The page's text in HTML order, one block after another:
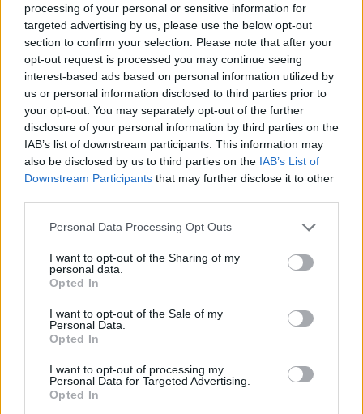
processing of your personal or sensitive information for
targeted advertising by us, please use the below opt-out
section to confirm your selection. Please note that after your
opt-out request is processed you may continue seeing
interest-based ads based on personal information utilized by
us or personal information disclosed to third parties prior to
your opt-out. You may separately opt-out of the further
disclosure of your personal information by third parties on the
IAB’s list of downstream participants. This information may
also be disclosed by us to third parties on the IAB’s List of
Downstream Participants that may further disclose it to other
Please note that this website/app uses one or more Google
not limited to your visit or usage behaviour. You may click to
grant or deny consent to Google and its third-party tags to
use your data for below specified purposes in below Google
consent section.
Personal Data Processing Opt Outs
I want to opt-out of the Sharing of my
personal data.
Opted In
I want to opt-out of the Sale of my
Personal Data.
Opted In
I want to opt-out of processing my
Personal Data for Targeted Advertising.
Opted In
Διαβάστε περισσότερα
πριν 34 λεπτά
Το Λύκειο Ελληνίδων
Ξάνθης ταξίδεψε τη
Εκπροσώπησε την
από τα σημαντικότερα
πολιτισμού στην Ασία
Ξάνθη